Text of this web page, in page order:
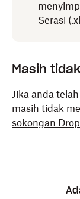
Serasi
Masih
Jika anda
masih tidak
sokongan